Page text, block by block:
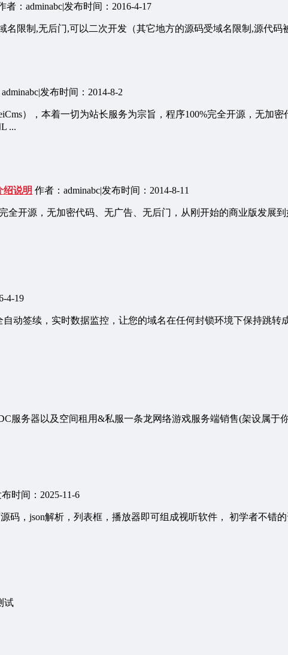
者：adminabc|发布时间：2016-4-17
名限制,无后门,可以二次开发（其它地方的源码受域名限制,源代码
|发布时间：2014-8-2
），本着一切为站长服务为宗旨，程序100%完全开源，无加
...
绍说明 作者：adminabc|发布时间：2014-8-11
全开源，无加密代码、无广告、无后门，从刚开始的商业版发展
4-19
动签续，实时数据监控，让您的域名在任何封锁环境下保持跳转
服务器以及空间租用&私服一条龙网络游戏服务端销售(架设属于
布时间：2025-11-6
码，json解析，列表框，播放器即可组成视听软件， 初学者不错
试